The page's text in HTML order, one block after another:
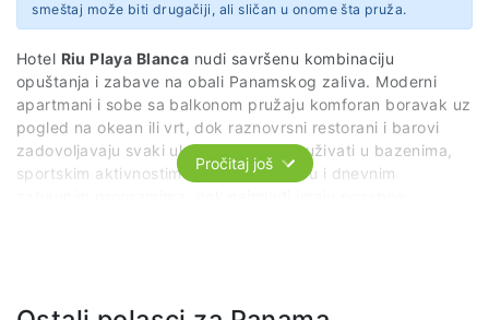
smeštaj može biti drugačiji, ali sličan u onome šta pruža.
Hotel Riu Playa Blanca nudi savršenu kombinaciju
opuštanja i zabave na obali Panamskog zaliva. Moderni
apartmani i sobe sa balkonom pružaju komforan boravak uz
pogled na okean ili vrt, dok raznovrsni restorani i barovi
zadovoljavaju svaki ukus. Gosti mogu uživati u bazenima,
sportskim aktivnostima, wellness centru i dnevnim
Pročitaj još